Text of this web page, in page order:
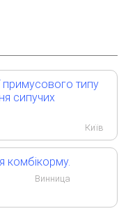
примусового типу
сипучих
Київ
комбікорму.
Винница